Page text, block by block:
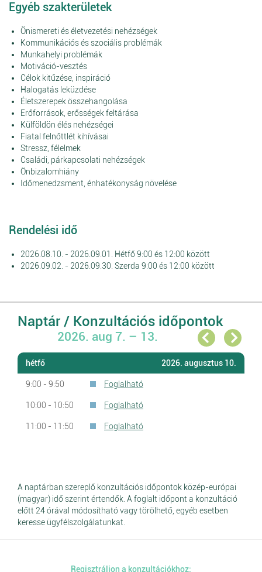
Egyéb szakterületek
Önismereti és életvezetési nehézségek
Kommunikációs és szociális problémák
Munkahelyi problémák
Motiváció-vesztés
Célok kitűzése, inspiráció
Halogatás leküzdése
Életszerepek összehangolása
Erőforrások, erősségek feltárása
Külföldön élés nehézségei
Fiatal felnőttlét kihívásai
Stressz, félelmek
Családi, párkapcsolati nehézségek
Önbizalomhiány
Időmenedzsment, énhatékonyság növelése
Rendelési idő
2026.08.10. - 2026.09.01. Hétfő 9:00 és 12:00 között
2026.09.02. - 2026.09.30. Szerda 9:00 és 12:00 között
Naptár / Konzultációs időpontok
2026. aug 7. – 13.
hétfő 2026. augusztus 10.
9:00 - 9:50 Foglalható
10:00 - 10:50 Foglalható
11:00 - 11:50 Foglalható
A naptárban szereplő konzultációs időpontok közép-európai
(magyar) idő szerint értendők. A foglalt időpont a konzultáció
előtt 24 órával módosítható vagy törölhető, egyéb esetben
keresse ügyfélszolgálatunkat.
Regisztráljon a konzultációkhoz: